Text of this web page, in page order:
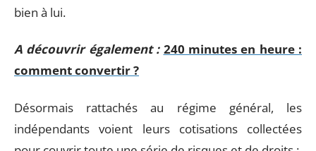
bien à lui.
A découvrir également : 240 minutes en heure :
comment convertir ?
Désormais rattachés au régime général, les
indépendants voient leurs cotisations collectées